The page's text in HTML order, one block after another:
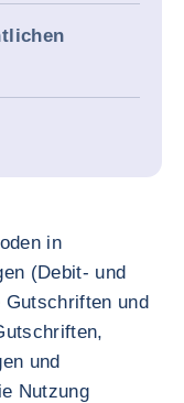
in
(Debit- und
und
und
Nutzung